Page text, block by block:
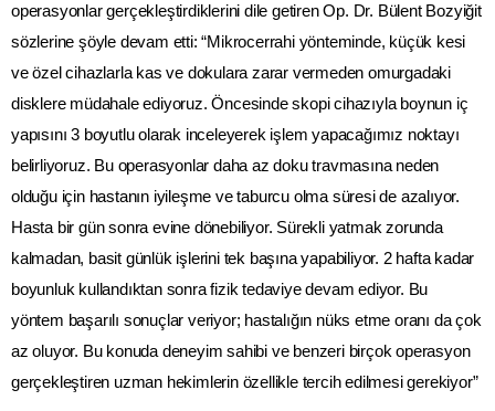
operasyonlar gerçekleştirdiklerini dile getiren Op. Dr. Bülent Bozyiğit
sözlerine şöyle devam etti: “Mikrocerrahi yönteminde, küçük kesi
ve özel cihazlarla kas ve dokulara zarar vermeden omurgadaki
disklere müdahale ediyoruz. Öncesinde skopi cihazıyla boynun iç
yapısını 3 boyutlu olarak inceleyerek işlem yapacağımız noktayı
belirliyoruz. Bu operasyonlar daha az doku travmasına neden
olduğu için hastanın iyileşme ve taburcu olma süresi de azalıyor.
Hasta bir gün sonra evine dönebiliyor. Sürekli yatmak zorunda
kalmadan, basit günlük işlerini tek başına yapabiliyor. 2 hafta kadar
boyunluk kullandıktan sonra fizik tedaviye devam ediyor. Bu
yöntem başarılı sonuçlar veriyor; hastalığın nüks etme oranı da çok
az oluyor. Bu konuda deneyim sahibi ve benzeri birçok operasyon
gerçekleştiren uzman hekimlerin özellikle tercih edilmesi gerekiyor”